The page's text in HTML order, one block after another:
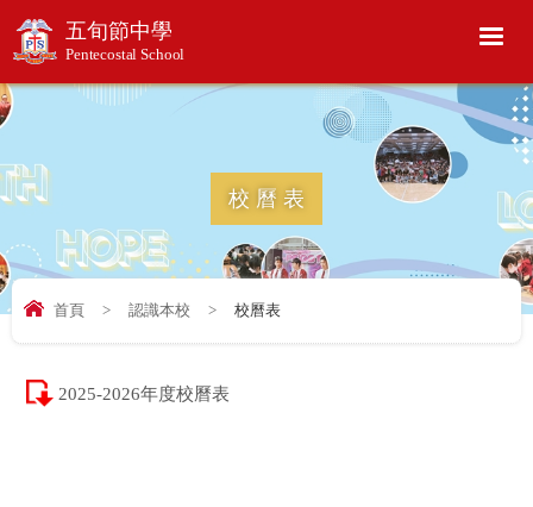
五旬節中學
Pentecostal School
校曆表
首頁 > 認識本校 > 校曆表
2025-2026年度校曆表